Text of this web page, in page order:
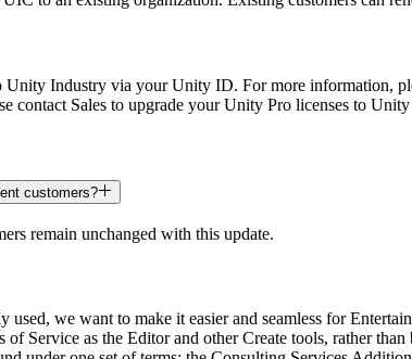
Industry via your Unity ID. For more information,
contact Sales to upgrade your Unity Pro licenses to
customers?
remain unchanged with this update.
we want to make it easier and seamless for
Service as the Editor and other Create tools, rather